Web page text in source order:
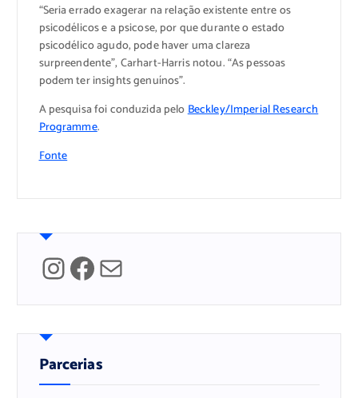
“Seria errado exagerar na relação existente entre os
psicodélicos e a psicose, por que durante o estado
psicodélico agudo, pode haver uma clareza
surpreendente”, Carhart-Harris notou. “As pessoas
podem ter insights genuínos”.
A pesquisa foi conduzida peloBeckley/Imperial Research
Programme.
Fonte
InstagramFacebook Mail
Parcerias